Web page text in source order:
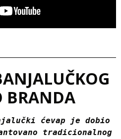
BRANDA
ćevap je dobio
tradicionalnog